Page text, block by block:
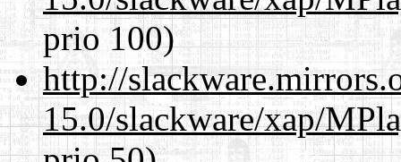
prio 100)
http://
15.0/slackware/xap/